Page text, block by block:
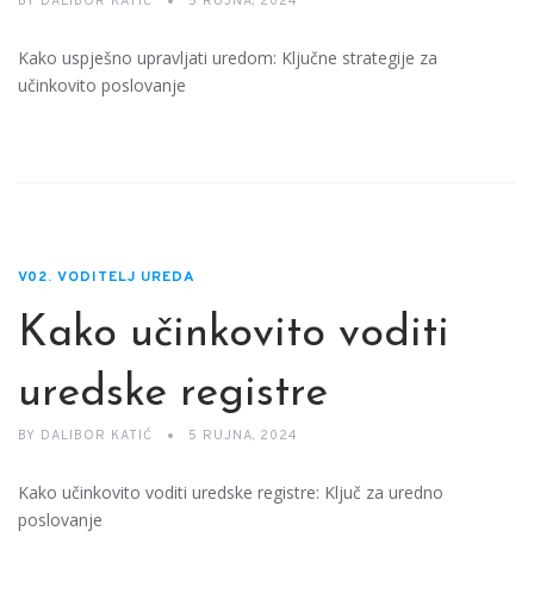
Kako uspješno upravljati uredom: Ključne strategije za
učinkovito poslovanje
V02. VODITELJ UREDA
Kako učinkovito voditi
uredske registre
BY DALIBOR KATIĆ 5 RUJNA, 2024
Kako učinkovito voditi uredske registre: Ključ za uredno
poslovanje